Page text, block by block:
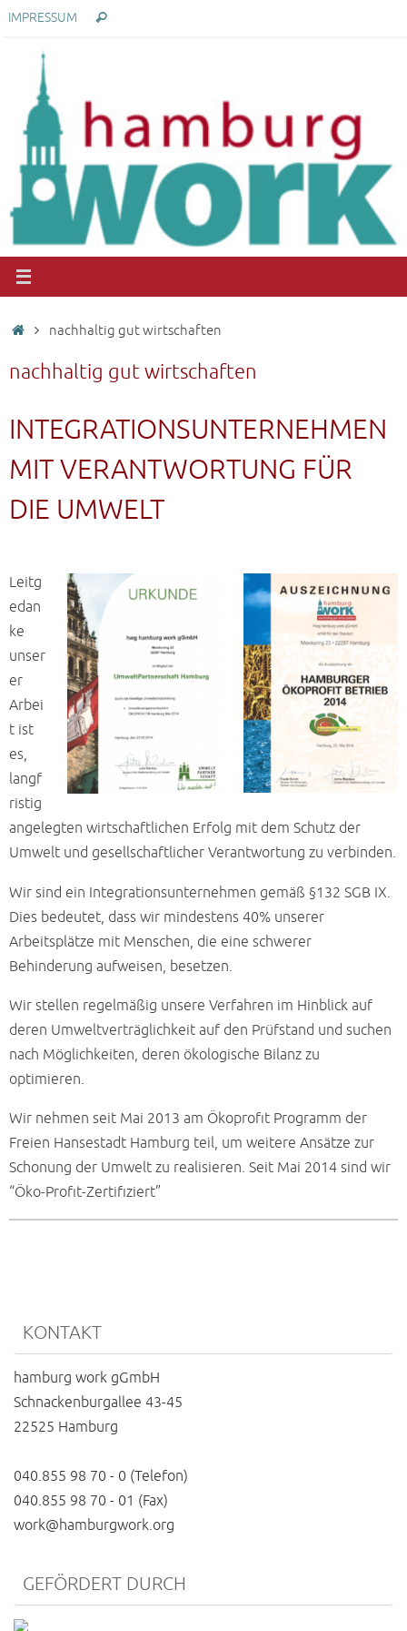
Zum
springen
IMPRESSUM Suchen
Startnachhaltig gut wirtschaften
nachhaltig gut wirtschaften
INTEGRATIONSUNTERNEHMEN
MIT VERANTWORTUNG FÜR
DIE UMWELT
Leitg
edan
ke
unser
er
Arbei
t ist
es,
langf
ristig
angelegten wirtschaftlichen Erfolg mit dem Schutz der
Umwelt und gesellschaftlicher Verantwortung zu verbinden.
Wir sind ein Integrationsunternehmen gemäß §132 SGB IX.
Dies bedeutet, dass wir mindestens 40% unserer
Arbeitsplätze mit Menschen, die eine schwerer
Behinderung aufweisen, besetzen.
Wir stellen regelmäßig unsere Verfahren im Hinblick auf
deren Umweltverträglichkeit auf den Prüfstand und suchen
nach Möglichkeiten, deren ökologische Bilanz zu
optimieren.
Wir nehmen seit Mai 2013 am Ökoprofit Programm der
Freien Hansestadt Hamburg teil, um weitere Ansätze zur
Schonung der Umwelt zu realisieren. Seit Mai 2014 sind wir
“Öko-Profit-Zertifiziert”
KONTAKT
hamburg work gGmbH
Schnackenburgallee 43-45
22525 Hamburg
040.855 98 70 - 0 (Telefon)
040.855 98 70 - 01 (Fax)
work@hamburgwork.org
GEFÖRDERT DURCH